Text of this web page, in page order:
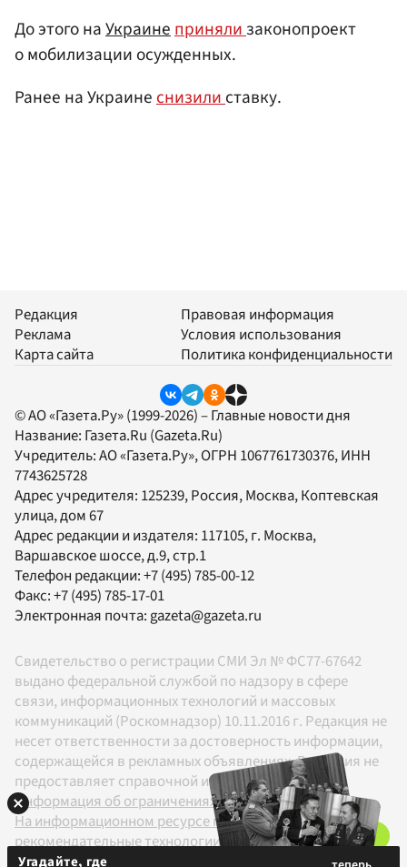
До этого наУкраинепринялизаконопроект
о мобилизации осужденных.
Ранее на Украинеснизилиставку.
Редакция
Реклама
Карта сайта
Правовая информация
Условия использования
Политика конфиденциальности
© АО «Газета.Ру» (1999-2026) – Главные новости дня
Название: Газета.Ru (Gazeta.Ru)
Учредитель:АО «Газета.Ру», ОГРН 1067761730376, ИНН
7743625728
Адрес учредителя: 125239, Россия, Москва, Коптевская
улица, дом 67
Адрес редакции и издателя: 117105, г. Москва,
Варшавское шоссе, д.9, стр.1
Телефон редакции:+7 (495) 785-00-12
Факс:+7 (495) 785-17-01
Электронная почта: gazeta@gazeta.ru
Свидетельство о регистрации СМИ Эл № ФС77-67642
выдано федеральной службой по надзору в сфере
связи, информационных технологий и массовых
коммуникаций (Роскомнадзор) 10.11.2016 г. Редакция не
несет ответственности за достоверность информации,
содержащейся в рекламных объявлениях. Редакция не
предоставляет справочной информации.
Информация об ограничениях
На информационном ресурсе применяются
рекомендательные технологии в соответствии с
Правилами
Угадайте, где